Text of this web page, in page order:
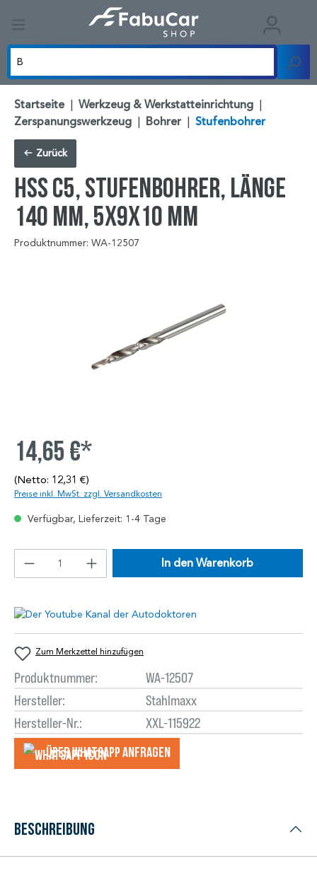
Startseite | Werkzeug & Werkstatteinrichtung |
Zerspanungswerkzeug | Bohrer | Stufenbohrer
Zurück
HSS C5, Stufenbohrer, Länge
140 mm, 5x9x10 mm
Produktnummer: WA-12507
14,65 €*
(Netto: 12,31 €)
Preise inkl. MwSt. zzgl. Versandkosten
Verfügbar, Lieferzeit: 1-4 Tage
In den Warenkorb
Zum Merkzettel hinzufügen
Produktnummer:
WA-12507
Hersteller:
Stahlmaxx
Hersteller-Nr.:
XXL-115922
Über WhatsApp anfragеn
Beschreibung